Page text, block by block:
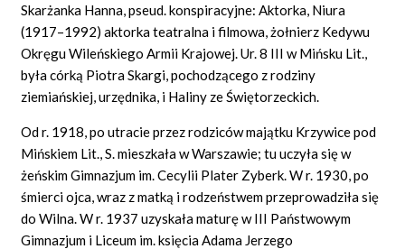
ZDJĘCIA (11)
WIDEO (1)
ARTYKUŁY (1)
GRAF POWIĄZAŃ
DYSKUSJA
Mapa
Skarżanka Hanna, pseud. konspiracyjne: Aktorka, Niura
(1917–1992) aktorka teatralna i filmowa, żołnierz Kedywu
Okręgu Wileńskiego Armii Krajowej. Ur. 8 III w Mińsku Lit.,
była córką Piotra Skargi, pochodzącego z rodziny
ziemiańskiej, urzędnika, i Haliny ze Świętorzeckich.
Od r. 1918, po utracie przez rodziców majątku Krzywice pod
Mińskiem Lit., S. mieszkała w Warszawie; tu uczyła się w
żeńskim Gimnazjum im. Cecylii Plater Zyberk. W r. 1930, po
śmierci ojca, wraz z matką i rodzeństwem przeprowadziła się
do Wilna. W r. 1937 uzyskała maturę w III Państwowym
Gimnazjum i Liceum im. księcia Adama Jerzego